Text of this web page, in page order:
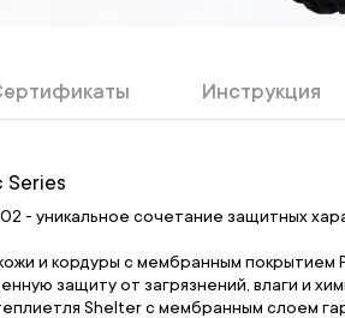
Инструкция
Series
- уникальное сочетание защитных
и кордуры с мембранным покрытием
защиту от загрязнений, влаги и
Shelter с мембранным слоем